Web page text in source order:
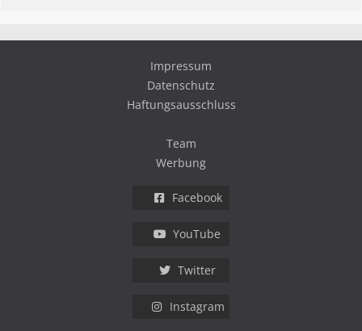
Impressum
Datenschutz
Haftungsausschluss
Team
Werbung
Facebook
YouTube
Twitter
Instagram